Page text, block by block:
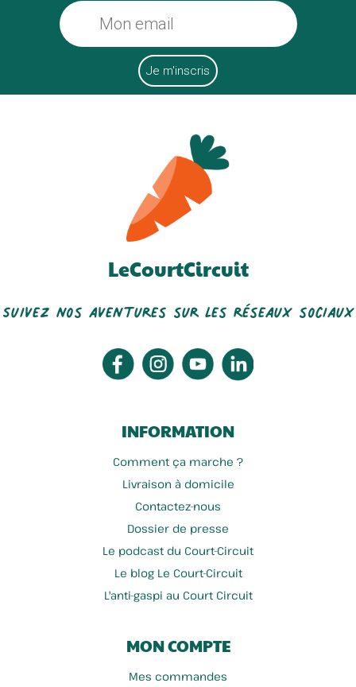
LeCourtCircuit
Suivez nos aventures sur les réseaux sociaux
INFORMATION
Comment ça marche ?
Livraison à domicile
Contactez-nous
Dossier de presse
Le podcast du Court-Circuit
Le blog Le Court-Circuit
L'anti-gaspi au Court Circuit
MON COMPTE
Mes commandes